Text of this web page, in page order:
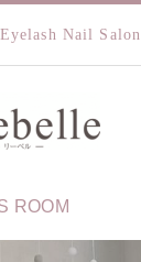
Nail Salon
ROOM